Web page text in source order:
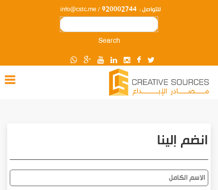
للتواصل : 920002744
/ info@cstc.me
Search
انضم إلينا
الاسم
الكامل